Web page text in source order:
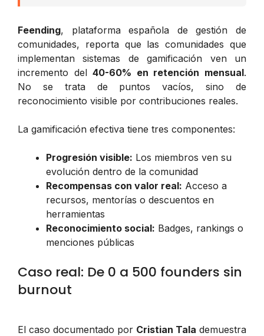
Feending, plataforma española de gestión de
comunidades, reporta que las comunidades que
implementan sistemas de gamificación ven un
incremento del40-60% en retención mensual.
No se trata de puntos vacíos, sino de
reconocimiento visible por contribuciones reales.
La gamificación efectiva tiene tres componentes:
Progresión visible: Los miembros ven su
evolución dentro de la comunidad
Recompensas con valor real: Acceso a
recursos, mentorías o descuentos en
herramientas
Reconocimiento social: Badges, rankings o
menciones públicas
Caso real: De 0 a 500 founders sin
burnout
El caso documentado por Cristian Tala demuestra